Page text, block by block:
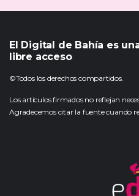
El Digital de Bahía es
libre acceso
©Todos los derechos compartidos.
Los artículos firmados no reflejan
Agradecemos citar la fuente cuando